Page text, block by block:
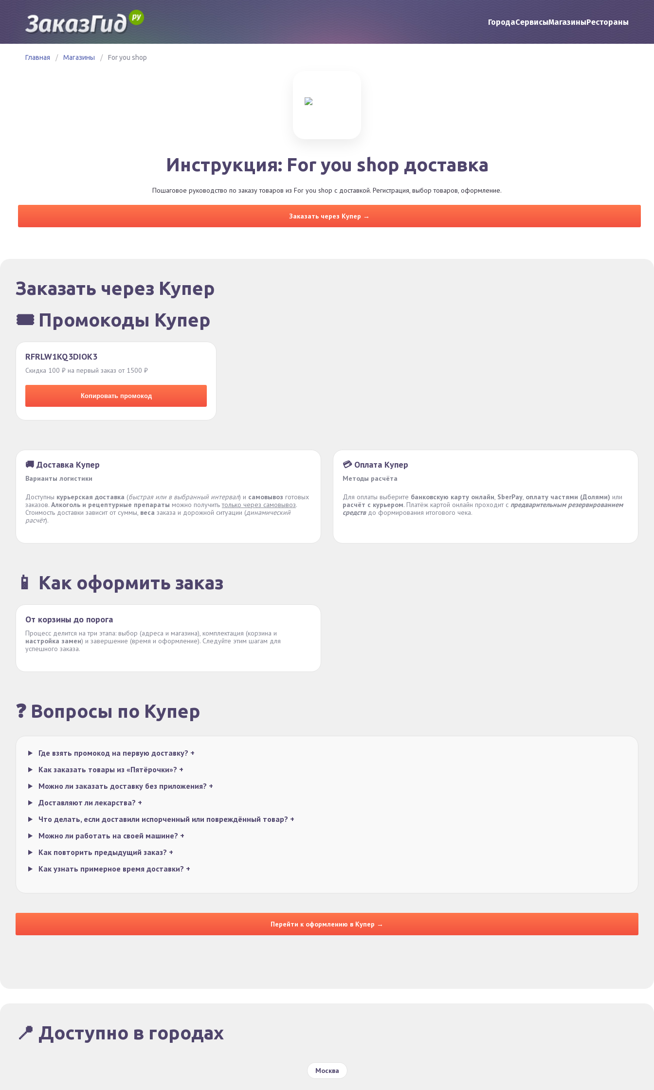
ГородаСервисыМагазиныРестораны
Главная / Магазины / For you shop
Инструкция: For you shop доставка
Пошаговое руководство по заказу товаров из For you shop с доставкой. Регистрация, выбор товаров, оформление.
Заказать через Купер →
Заказать через Купер
🎟️ Промокоды Купер
RFRLW1KQ3DIOK3
Скидка 100 ₽ на первый заказ от 1500 ₽
Копировать промокод
🚚 Доставка Купер
Варианты логистики
Доступны курьерская доставка (быстрая или в выбранный интервал) и самовывоз готовых
заказов. Алкоголь и рецептурные препараты можно получитьтолько через самовывоз.
Стоимость доставки зависит от суммы, веса заказа и дорожной ситуации (динамический
расчёт).
💳 Оплата Купер
Методы расчёта
Для оплаты выберите банковскую карту онлайн, SberPay, оплату частями (Долями) или
расчёт с курьером. Платёж картой онлайн проходит с предварительным резервированием
средствдо формирования итогового чека.
📱 Как оформить заказ
От корзины до порога
Процесс делится на три этапа: выбор (адреса и магазина), комплектация (корзина и
настройка замен) и завершение (время и оформление). Следуйте этим шагам для
успешного заказа.
❓ Вопросы по Купер
Где взять промокод на первую доставку? +
Как заказать товары из «Пятёрочки»? +
Можно ли заказать доставку без приложения? +
Доставляют ли лекарства? +
Что делать, если доставили испорченный или повреждённый товар? +
Можно ли работать на своей машине? +
Как повторить предыдущий заказ? +
Как узнать примерное время доставки? +
Перейти к оформлению в Купер →
📍 Доступно в городах
Москва